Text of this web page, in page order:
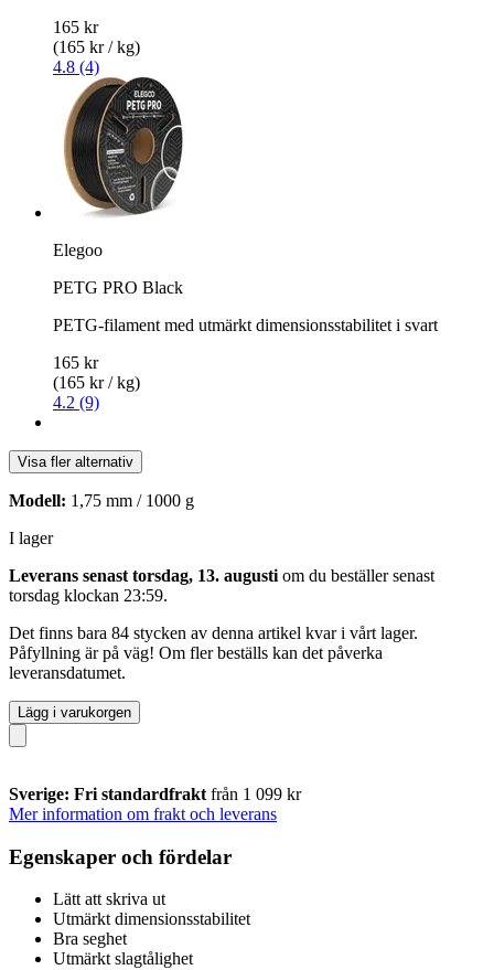
165 kr
(165 kr / kg)
4.8 (4)
Elegoo
PETG PRO Black
PETG-filament med utmärkt dimensionsstabilitet i svart
165 kr
(165 kr / kg)
4.2 (9)
Visa fler alternativ
Modell: 1,75 mm / 1000 g
I lager
Leverans senast torsdag, 13. augusti om du beställer senast
torsdag klockan 23:59.
Det finns bara 84 stycken av denna artikel kvar i vårt lager.
Påfyllning är på väg! Om fler beställs kan det påverka
leveransdatumet.
Lägg i varukorgen
Sverige: Fri standardfrakt från 1 099 kr
Mer information om frakt och leverans
Egenskaper och fördelar
Lätt att skriva ut
Utmärkt dimensionsstabilitet
Bra seghet
Utmärkt slagtålighet